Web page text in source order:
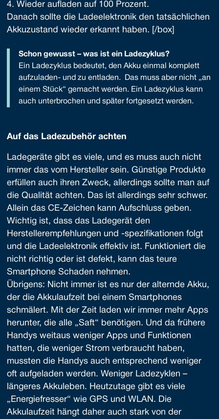
4. Wieder aufladen auf 100 Prozent.
Danach sollte die Ladeelektronik den tatsächlichen
Akkuzustand wieder erkannt haben. [/box]
Schon gewusst – was ist ein Ladezyklus?
Ein Ladezyklus bedeutet, den Akku einmal komplett
aufzuladen- und zu entladen. Das muss aber nicht „an
einem Stück“ gemacht werden. Ein Ladezyklus kann
auch unterbrochen und später fortgesetzt werden.
Auf das Ladezubehör achten
Ladegeräte gibt es viele, und es muss auch nicht
immer das vom Hersteller sein. Günstige Produkte
erfüllen auch ihren Zweck, allerdings sollte man auf
die Qualität achten. Das ist allerdings sehr schwer.
Allein das CE-Zeichen kann Aufschluss geben.
Wichtig ist, dass das Ladegerät den
Herstellerempfehlungen und -spezifikationen folgt
und die Ladeelektronik effektiv ist. Funktioniert die
nicht richtig oder ist defekt, kann das teure
Smartphone Schaden nehmen.
Übrigens: Nicht immer ist es nur der alternde Akku,
der die Akkulaufzeit bei einem Smartphones
schmälert. Mit der Zeit laden wir immer mehr Apps
herunter, die alle „Saft“ benötigen. Und da frühere
Handys weitaus weniger Apps und Funktionen
hatten, die weniger Strom verbraucht haben,
mussten die Handys auch entsprechend weniger
oft aufgeladen werden. Weniger Ladezyklen –
längeres Akkuleben. Heutzutage gibt es viele
„Energiefresser“ wie GPS und WLAN. Die
Akkulaufzeit hängt daher auch stark von der